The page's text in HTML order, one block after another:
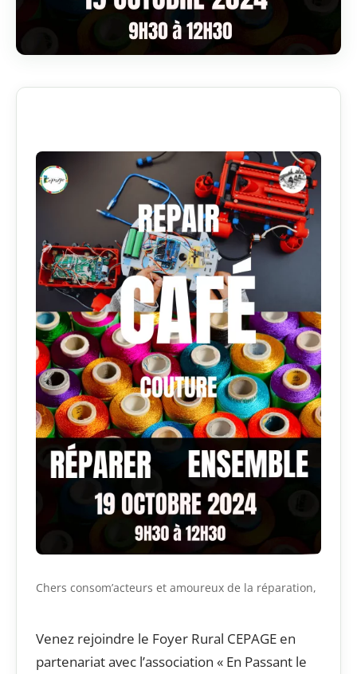
Chers consom’acteurs et amoureux de la réparation,
Venez rejoindre le Foyer Rural CEPAGE en
partenariat avec l’association « En Passant le